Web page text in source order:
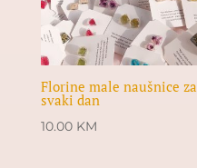
Florine male naušnice za
svaki dan
10.00 KM